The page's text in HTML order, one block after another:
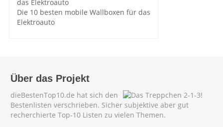
Die 10 besten mobile Wallboxen für das
Elektroauto
Über das Projekt
dieBestenTop10.de hat sich den
Bestenlisten verschrieben. Sicher subjektive aber gut
recherchierte Top-10 Listen zu vielen Themen.